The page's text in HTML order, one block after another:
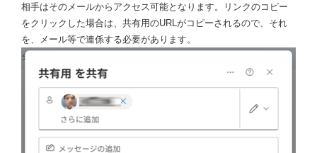
相手はそのメールからアクセス可能となります。リンクのコピー
をクリックした場合は、共有用のURLがコピーされるので、それ
を、メール等で連係する必要があります。